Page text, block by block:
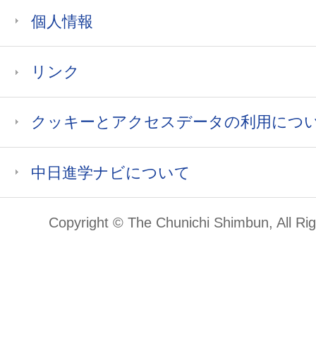
個人情報
リンク
クッキーとアクセスデータの利用につ
中日進学ナビについて
Copyright © The Chunichi Shimbun, All